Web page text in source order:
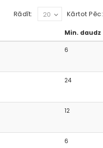
Kārtot Pēc:
Rādīt: 20
Min. daudz
6
24
12
6